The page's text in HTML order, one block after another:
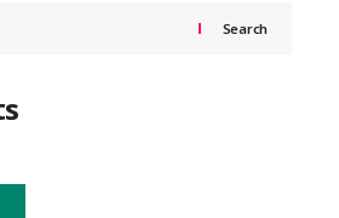
Search